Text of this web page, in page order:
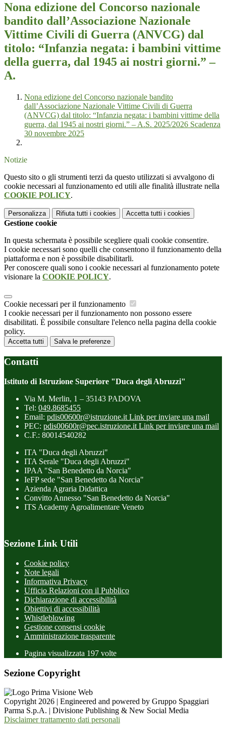
Nona edizione del Concorso nazionale
bandito dall’Associazione Nazionale
Vittime Civili di Guerra (ANVCG) dal
titolo: “Infanzia negata: i bambini vittime
della guerra, dal 1945 ai nostri giorni.” –
A.
Nona edizione del Concorso nazionale bandito
dall’Associazione Nazionale Vittime Civili di Guerra
(ANVCG) dal titolo: “Infanzia negata: i bambini vittime della
guerra, dal 1945 ai nostri giorni.” – A.S. 2025/2026 Scadenza
30 novembre 2025
Notizie
Questo sito o gli strumenti terzi da questo utilizzati si avvalgono di
cookie necessari al funzionamento ed utili alle finalità illustrate nella
COOKIE POLICY.
Personalizza Rifiuta tutti i cookies Accetta tutti i cookies
Gestione cookie
In questa schermata è possibile scegliere quali cookie consentire.
I cookie necessari sono quelli che consentono il funzionamento della
piattaforma e non è possibile disabilitarli.
Per conoscere quali sono i cookie necessari al funzionamento potete
visionare la COOKIE POLICY.
Cookie necessari per il funzionamento
I cookie necessari per il funzionamento non possono essere
disabilitati. È possibile consultare l'elenco nella pagina della cookie
policy.
Accetta tutti Salva le preferenze
Contatti
Istituto di Istruzione Superiore "Duca degli Abruzzi"
Via M. Merlin, 1 – 35143 PADOVA
Tel: 049.8685455
Email: pdis00600r@istruzione.it Link per inviare una mail
PEC: pdis00600r@pec.istruzione.it Link per inviare una mail
C.F.: 80014540282
ITA "Duca degli Abruzzi"
ITA Serale "Duca degli Abruzzi"
IPAA "San Benedetto da Norcia"
IeFP sede "San Benedetto da Norcia"
Azienda Agraria Didattica
Convitto Annesso "San Benedetto da Norcia"
ITS Academy Agroalimentare Veneto
Sezione Link Utili
Cookie policy
Note legali
Informativa Privacy
Ufficio Relazioni con il Pubblico
Dichiarazione di accessibilità
Obiettivi di accessibilità
Whistleblowing
Gestione consensi cookie
Amministrazione trasparente
Pagina visualizzata 197 volte
Sezione Copyright
Copyright 2026 | Engineered and powered by Gruppo Spaggiari
Parma S.p.A. | Divisione Publishing & New Social Media
Disclaimer trattamento dati personali